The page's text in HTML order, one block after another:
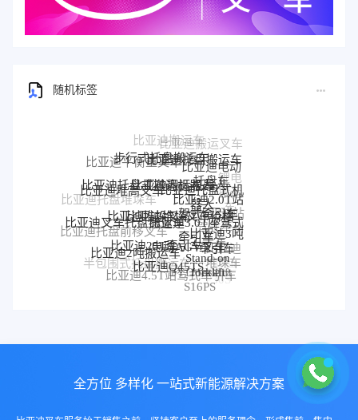
随机标签
比亚迪平衡重叉车
步行式托盘搬运车
比亚迪托盘搬运车
比亚迪电动
托盘车锂电
搬运
车
比亚迪托盘堆垛车
比亚迪堆高叉车
比亚迪托盘式搬运机器人
比亚迪搬运机器人
比亚迪托盘式机
器人
比亚迪2.0T站
驾式牵引车
比亚迪站
驾式牵引
车
比亚迪托盘前移叉车
比亚迪叉车托盘搬运车
比亚迪堆垛叉车
比亚迪堆垛叉车价格
比亚迪3.0T座驾式
牵引车
比亚迪3吨
牵引车
比亚迪
堆垛车
比亚迪
P30S
比亚迪仓储叉车
半包围式托盘搬运车
比亚迪2吨搬运车
比亚迪25T牵引车
电动AGV叉车
Stand-on
forklift
BYD forklift
S16PS
比亚迪4.5T站驾式牵引车
比亚迪Q45TS
全方位 多样化 一站式新能源解决方案